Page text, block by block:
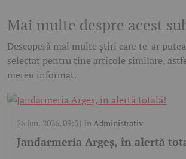
Mai multe despre acest
Descoperă mai multe știri care te-ar
selectat pentru tine articole similare,
mereu informat.
26 iun. 2026, 09:51 înAdministrativ
Jandarmeria Argeș, în alertă